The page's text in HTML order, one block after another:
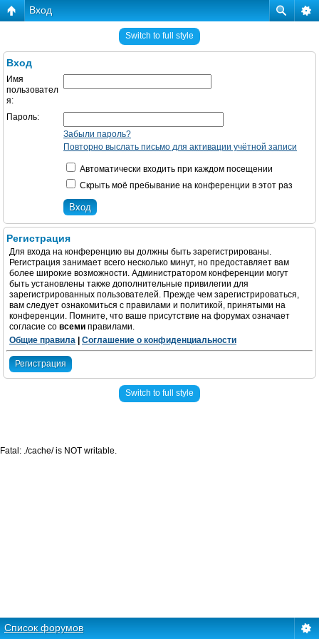
Вход
Switch to full style
Вход
Имя
пользовател
я:
Пароль:
Забыли пароль?
Повторно выслать письмо для активации учётной записи
Автоматически входить при каждом посещении
Скрыть моё пребывание на конференции в этот раз
Регистрация
Для входа на конференцию вы должны быть зарегистрированы.
Регистрация занимает всего несколько минут, но предоставляет вам
более широкие возможности. Администратором конференции могут
быть установлены также дополнительные привилегии для
зарегистрированных пользователей. Прежде чем зарегистрироваться,
вам следует ознакомиться с правилами и политикой, принятыми на
конференции. Помните, что ваше присутствие на форумах означает
согласие со всеми правилами.
Общие правила
Соглашение о конфиденциальности
Регистрация
Switch to full style
Список форумов
Fatal: ./cache/ is NOT writable.